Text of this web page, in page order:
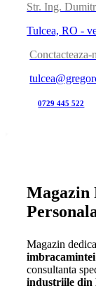
Str. Ing.
Tulcea, RO -
Conctacteaza-
0729 445 522
Magazin
Magazin
consultanta
industriile din